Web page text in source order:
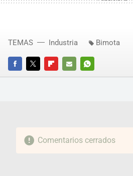
FACEBOOKTWITTERFLIPBOARD
E-
WHATSAPP
TEMAS Industria Bimota
Comentarios cerrados